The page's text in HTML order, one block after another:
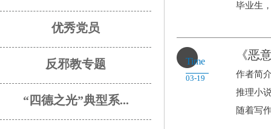
优秀党员
反邪教专题
“四德之光”典型系...
毕业生
Time
03-19
《恶
作者简
推理小
随着写